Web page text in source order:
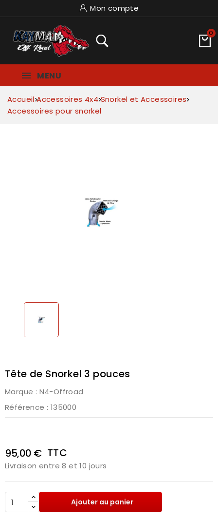
Mon compte
0
MENU
Accueil Accessoires 4x4 Snorkel et Accessoires
Accessoires pour snorkel
Tête de Snorkel 3 pouces
Marque : N4-Offroad
Référence : 135000
95,00 € TTC
Livraison entre 8 et 10 jours
Ajouter au panier